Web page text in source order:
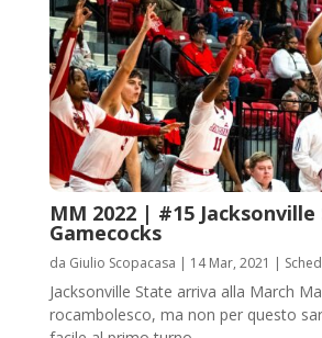
MM 2022 | #15
Gamecocks
da Giulio Scopacasa | 14 Mar, 2021 |
Jacksonville State arriva alla March
rocambolesco, ma non per questo